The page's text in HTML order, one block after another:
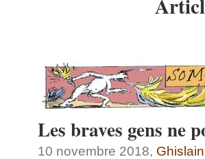
Les braves gens ne
10 novembre 2018,